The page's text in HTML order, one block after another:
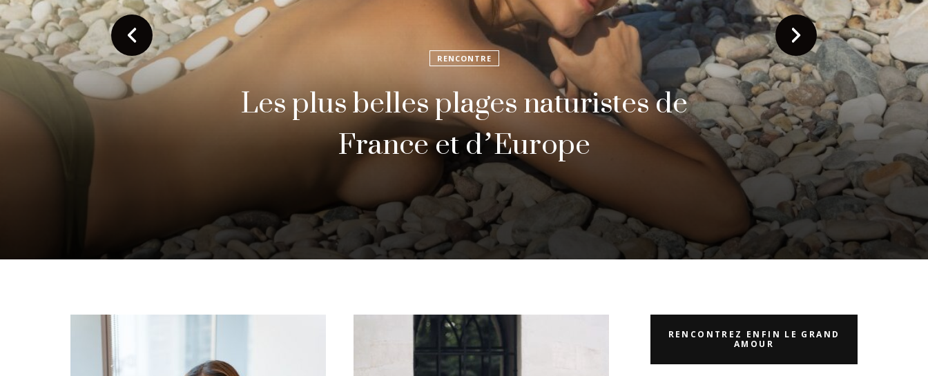
Où partir en vacances quand on est
jeune et célibataire ? Road trip
inoubliable entre Rio et Buenos
Aires
RENCONTREZ ENFIN LE GRAND
AMOUR